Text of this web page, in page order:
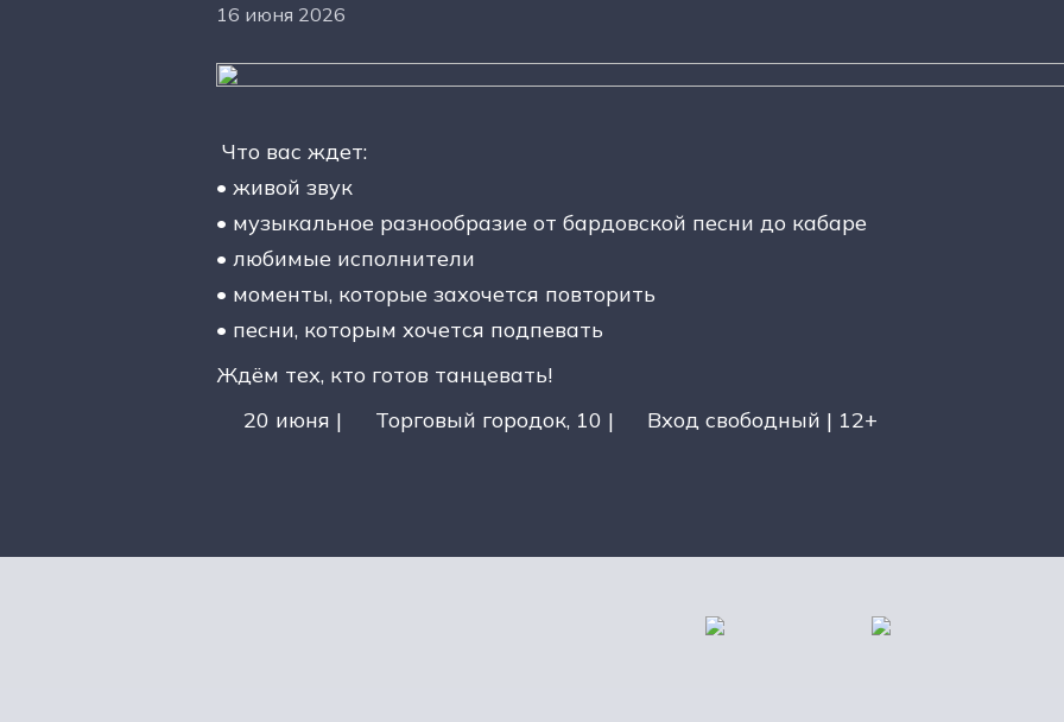
16 июня 2026
Что вас ждет:
• живой звук
• музыкальное разнообразие от бардовской песни до кабаре
• любимые исполнители
• моменты, которые захочется повторить
• песни, которым хочется подпевать
Ждём тех, кто готов танцевать!
20 июня |
Торговый городок, 10 | Вход свободный | 12+